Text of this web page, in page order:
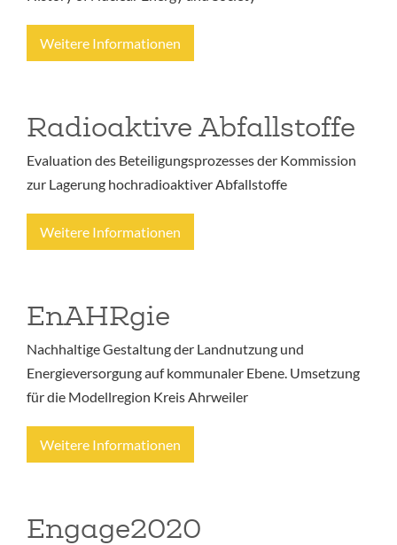
Weitere Informationen
Radioaktive Abfallstoffe
Evaluation des Beteiligungsprozesses der Kommission
zur Lagerung hochradioaktiver Abfallstoffe
Weitere Informationen
EnAHRgie
Nachhaltige Gestaltung der Landnutzung und
Energieversorgung auf kommunaler Ebene. Umsetzung
für die Modellregion Kreis Ahrweiler
Weitere Informationen
Engage2020